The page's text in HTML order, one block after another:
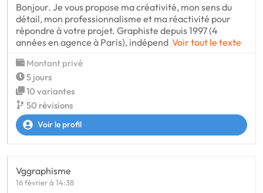
Bonjour. Je vous propose ma créativité, mon sens du
détail, mon professionnalisme et ma réactivité pour
répondre à votre projet. Graphiste depuis 1997 (4
années en agence à Paris), indépend Voir tout le texte
Montant privé
5 jours
10 variantes
50 révisions
Voir le profil
Vggraphisme
16 février à 14:38